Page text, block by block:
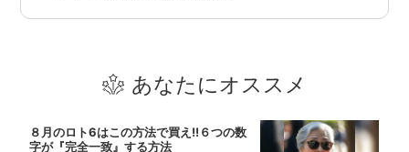
あなたにオススメ
８月のロト6はこの方法で買え!!６つの数
字が『完全一致』する方法